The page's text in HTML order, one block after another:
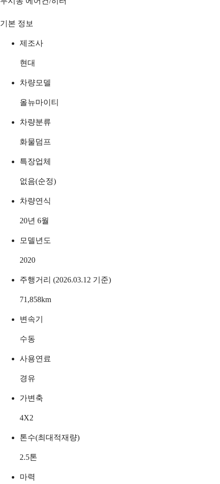
기본 정보
제조사
현대
차량모델
올뉴마이티
차량분류
화물덤프
특장업체
없음(순정)
차량연식
20년 6월
모델년도
2020
주행거리 (2026.03.12 기준)
71,858km
변속기
수동
사용연료
경유
가변축
4X2
톤수(최대적재량)
2.5톤
마력